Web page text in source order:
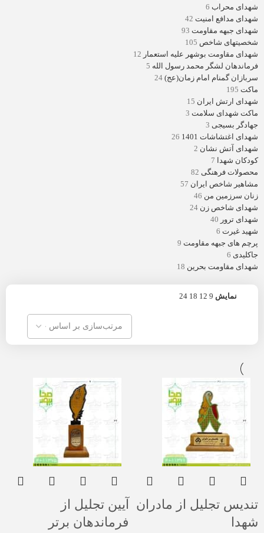
شهدای محراب 6
شهدای مدافع امنیت 42
شهدای جبهه مقاومت 93
شخصیتهای شاخص 105
شهدای مقاومت بوشهر علیه استعمار 12
فرماندهان لشگر محمد رسول الله 5
سربازان گمنام امام زمان(عج) 24
ماکت 195
شهدای ارتش ایران 15
ماکت شهدای سلامت 3
جهادگر بسیجی 3
شهدای اغتشاشات 1401
26
شهدای آتش نشان 2
کودکان شهدا
7
محصولات فرهنگی 82
مشاهیر شاخص ایران 57
زنان سرزمین من 46
شهدای شاخص زن 24
شهدای ترور 40
شهید غیرت 6
پرچم های جبهه مقاومت 9
جاکلیدی 6
شهدای مقاومت بحرین 18
نمایش 9
12
18
24
تندیس تجلیل از مادران
شهدا
آیین تجلیل از
فرماندهان برتر